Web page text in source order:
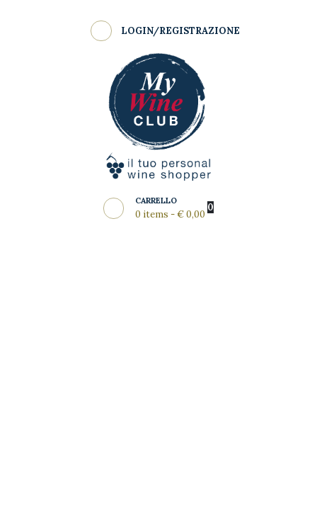
LOGIN/REGISTRAZIONE
CARRELLO
0 items -€ 0,00
0
MY WINE CLUB
Come Funziona